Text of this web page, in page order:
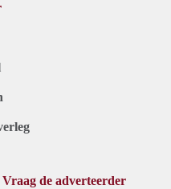
Vraag de adverteerder